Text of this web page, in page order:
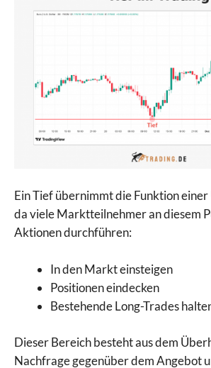
Ein Tief übernimmt die Funktion
da viele Marktteilnehmer an diesem
Aktionen durchführen:
In den Markt einsteigen
Positionen eindecken
Bestehende Long-Trades
Dieser Bereich besteht aus dem
Nachfrage gegenüber dem Angebot